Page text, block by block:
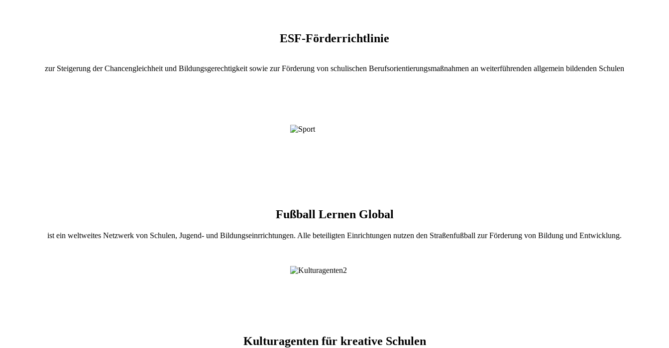
ESF-Förderrichtlinie
zur Steigerung der Chancengleichheit und Bildungsgerechtigkeit sowie zur Förderung von schulischen Berufsorientierungsmaßnahmen an weiterführenden allgemein bildenden Schulen
Fußball Lernen Global
ist ein weltweites Netzwerk von Schulen, Jugend- und Bildungseinrrichtungen. Alle beteiligten Einrichtungen nutzen den Straßenfußball zur Förderung von Bildung und Entwicklung.
Kulturagenten für kreative Schulen